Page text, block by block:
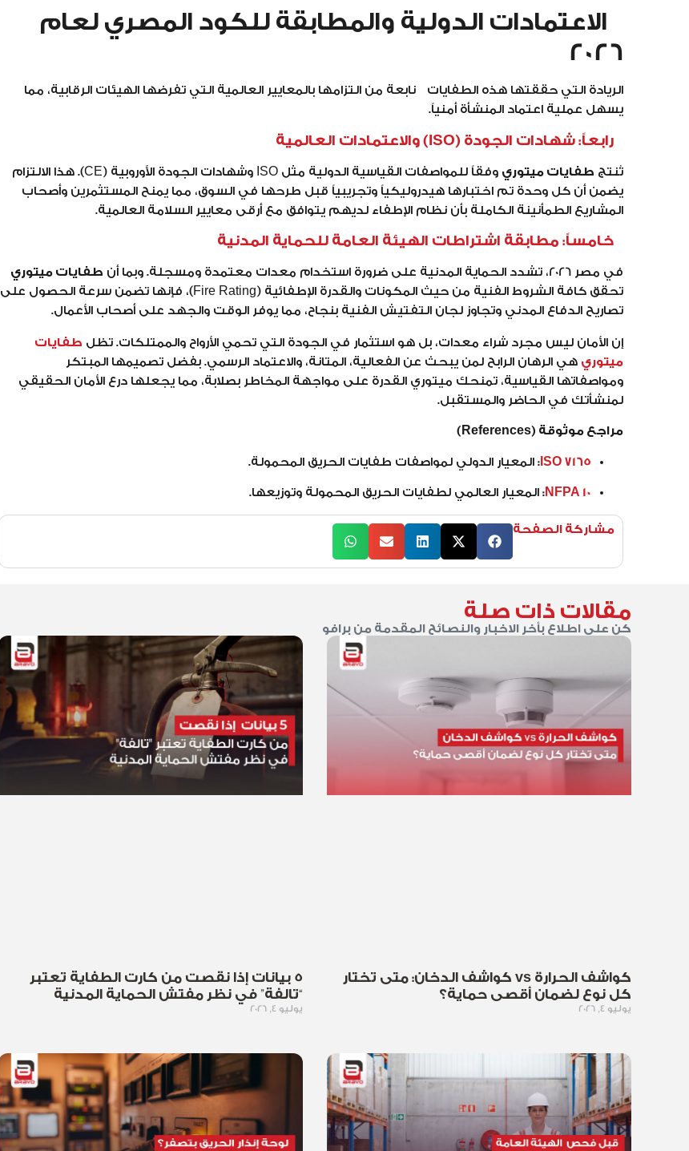
الاعتمادات الدولية والمطابقة للكود المصري لعام
2026
الريادة التي حققتها هذه الطفايات نابعة من التزامها بالمعايير العالمية التي تفرضها الهيئات الرقابية، مما
يسهل عملية اعتماد المنشأة أمنياً.
رابعاً: شهادات الجودة (ISO) والاعتمادات العالمية
تُنتج طفايات ميتوري
وفقاً للمواصفات القياسية الدولية مثل ISO وشهادات الجودة الأوروبية (CE). هذا الالتزام
يضمن أن كل وحدة تم اختبارها هيدروليكياً وتجريبياً قبل طرحها في السوق، مما يمنح المستثمرين وأصحاب
المشاريع الطمأنينة الكاملة بأن نظام الإطفاء لديهم يتوافق مع أرقى معايير السلامة العالمية.
خامساً: مطابقة اشتراطات الهيئة العامة للحماية المدنية
في مصر 2026، تشدد الحماية المدنية على ضرورة استخدام معدات معتمدة ومسجلة. وبما أن
طفايات ميتوري
تحقق كافة الشروط الفنية من حيث المكونات والقدرة الإطفائية (Fire Rating)، فإنها تضمن سرعة الحصول على
تصاريح الدفاع المدني وتجاوز لجان التفتيش الفنية بنجاح، مما يوفر الوقت والجهد على أصحاب الأعمال.
إن الأمان ليس مجرد شراء معدات، بل هو استثمار في الجودة التي تحمي الأرواح والممتلكات. تظل طفايات
ميتوري هي الرهان الرابح لمن يبحث عن الفعالية، المتانة، والاعتماد الرسمي. بفضل تصميمها المبتكر
ومواصفاتها القياسية، تمنحك ميتوري القدرة على مواجهة المخاطر بصلابة، مما يجعلها درع الأمان الحقيقي
لمنشأتك في الحاضر والمستقبل.
مراجع موثوقة (References)
ISO 7165
: المعيار الدولي لمواصفات طفايات الحريق المحمولة.
NFPA 10
: المعيار العالمي لطفايات الحريق المحمولة وتوزيعها.
مشاركة الصفحة
مقالات ذات صلة
كن على اطلاع بأخر الاخبار والنصائح المقدمة من برافو
كواشف الحرارة vs كواشف الدخان: متى تختار
كل نوع لضمان أقصى حماية؟
يوليو 4, 2026
5 بيانات إذا نقصت من كارت الطفاية تعتبر
“تالفة” في نظر مفتش الحماية المدنية
يوليو 4, 2026